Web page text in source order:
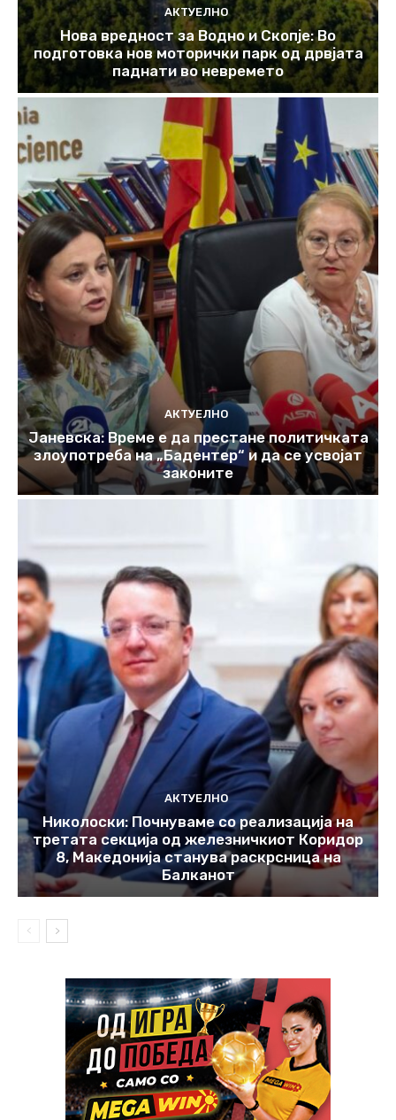
АКТУЕЛНО
Нова вредност за Водно и Скопје: Во
подготовка нов моторички парк од дрвјата
паднати во невремето
АКТУЕЛНО
Јаневска: Време е да престане политичката
злоупотреба на „Бадентер“ и да се усвојат
законите
АКТУЕЛНО
Николоски: Почнуваме со реализација на
третата секција од железничкиот Коридор
8, Македонија станува раскрсница на
Балканот